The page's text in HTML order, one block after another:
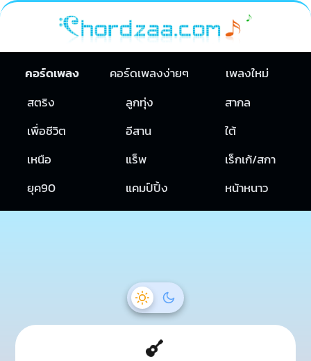
คอร์ดเพลง คอร์ดเพลงง่ายๆ
เพลงใหม่
สตริง
ลูกทุ่ง
สากล
เพื่อชีวิต
อีสาน
ใต้
เหนือ
แร็พ
เร็กเก้/สกา
ยุค90
แคมป์ปิ้ง หน้าหนาว